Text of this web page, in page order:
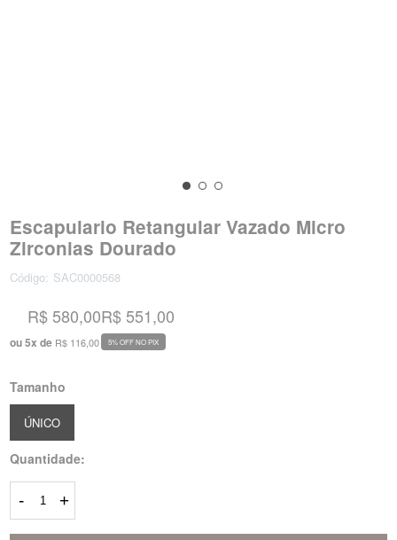
Escapulario Retangular Vazado Micro
Zirconias Dourado
Código: SAC0000568
R$ 580,00
ou5x de R$ 116,00
R$ 551,00
5% OFF NO PIX
Tamanho
ÚNICO
Quantidade:
- +